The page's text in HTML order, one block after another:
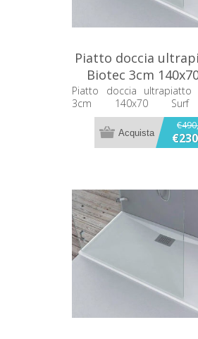
Piatto doccia
Biotec 3cm
Kinedo
Piatto doccia
3cm 140x70 Surf
PISUR301470BI